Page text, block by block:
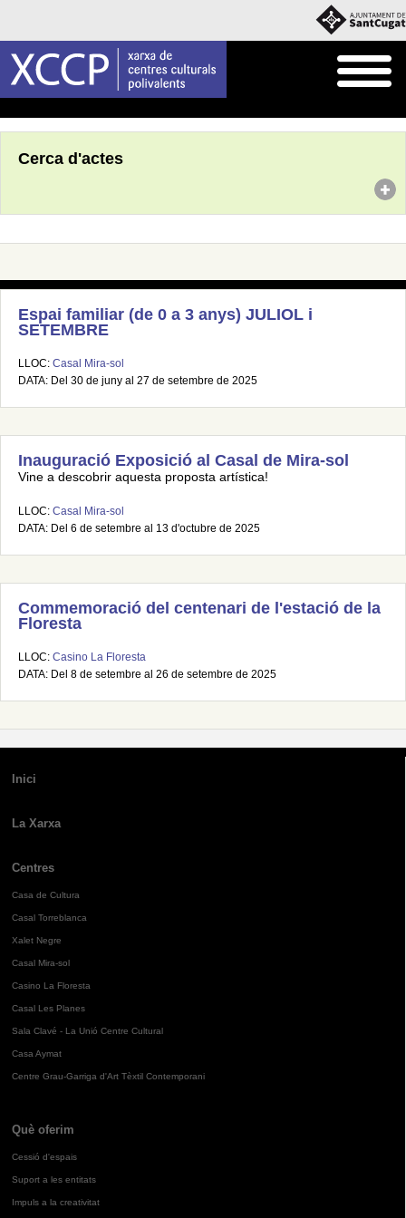
Cerca d'actes
Espai familiar (de 0 a 3 anys) JULIOL i
SETEMBRE
LLOC: Casal Mira-sol
DATA: Del 30 de juny al 27 de setembre de 2025
Inauguració Exposició al Casal de Mira-sol
Vine a descobrir aquesta proposta artística!
LLOC: Casal Mira-sol
DATA: Del 6 de setembre al 13 d'octubre de 2025
Commemoració del centenari de l'estació de la
Floresta
LLOC: Casino La Floresta
DATA: Del 8 de setembre al 26 de setembre de 2025
Inici
La Xarxa
Centres
Casa de Cultura
Casal Torreblanca
Xalet Negre
Casal Mira-sol
Casino La Floresta
Casal Les Planes
Sala Clavé - La Unió Centre Cultural
Casa Aymat
Centre Grau-Garriga d'Art Tèxtil Contemporani
Què oferim
Cessió d'espais
Suport a les entitats
Impuls a la creativitat